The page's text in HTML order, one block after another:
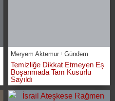
Meryem Aktemur Gündem
Temizliğe Dikkat Etmeyen Eş
Boşanmada Tam Kusurlu
Sayıldı